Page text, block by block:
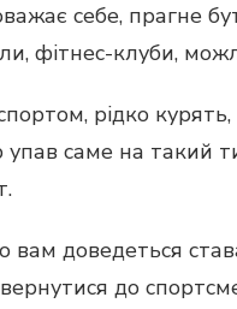
себе, прагне
фітнес-клуби,
рідко
саме на такий
вам доведеться
до